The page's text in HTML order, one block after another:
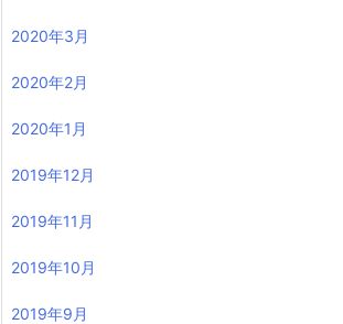
2020年3月
2020年2月
2020年1月
2019年12月
2019年11月
2019年10月
2019年9月